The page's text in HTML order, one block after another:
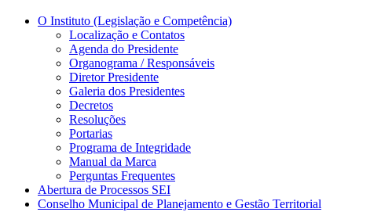
O Instituto (Legislação e Competência)
Localização e Contatos
Agenda do Presidente
Organograma / Responsáveis
Diretor Presidente
Galeria dos Presidentes
Decretos
Resoluções
Portarias
Programa de Integridade
Manual da Marca
Perguntas Frequentes
Abertura de Processos SEI
Conselho Municipal de Planejamento e Gestão Territorial